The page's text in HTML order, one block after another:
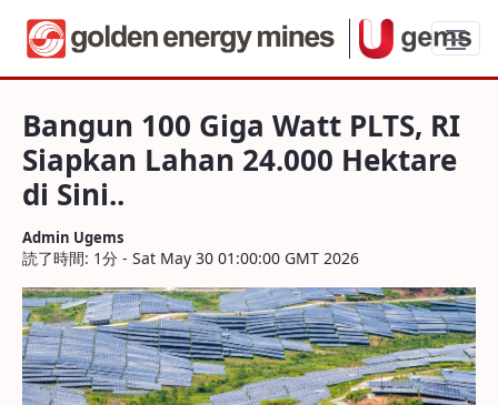
Bangun 100 Giga Watt PLTS, RI Siapkan
Bangun 100 Giga Watt PLTS, RI
Siapkan Lahan 24.000 Hektare
di Sini..
Admin Ugems
読了時間: 1分 - Sat May 30 01:00:00 GMT 2026